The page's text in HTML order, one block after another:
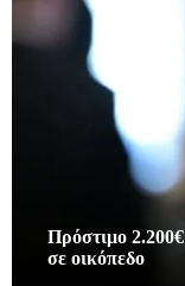
Πρόστιμο
σε οικόπεδο